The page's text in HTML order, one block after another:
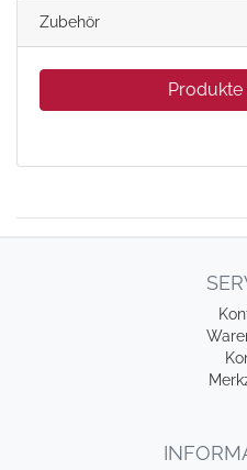
Zubehör
Produkte